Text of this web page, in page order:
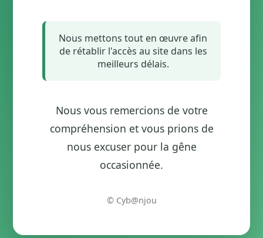
Nous mettons tout en œuvre afin
de rétablir l'accès au site dans les
meilleurs délais.
Nous vous remercions de votre
compréhension et vous prions de
nous excuser pour la gêne
occasionnée.
© Cyb@njou